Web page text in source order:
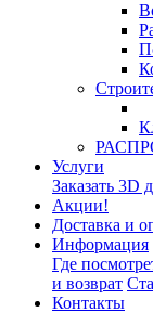
Услуги
Заказать 3D
Акции!
Доставка и
Информация
Где
и возврат
Контакты